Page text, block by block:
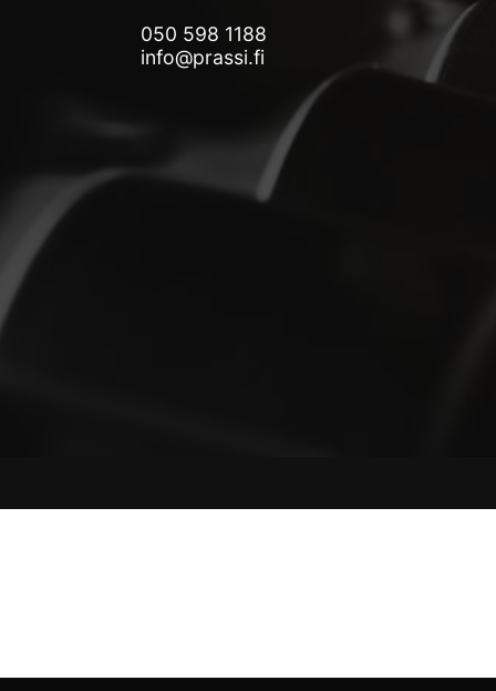
050 598 1188
info@prassi.fi